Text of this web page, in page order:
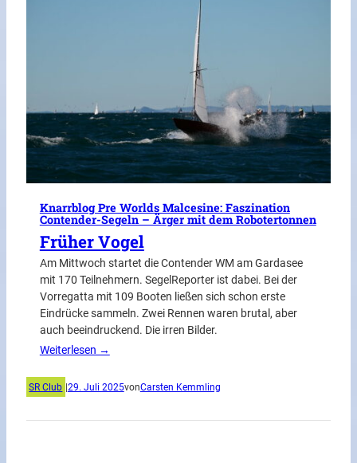
Knarrblog Pre Worlds Malcesine: Faszination
Contender-Segeln – Ärger mit dem Robotertonnen
Früher Vogel
Am Mittwoch startet die Contender WM am Gardasee
mit 170 Teilnehmern. SegelReporter ist dabei. Bei der
Vorregatta mit 109 Booten ließen sich schon erste
Eindrücke sammeln. Zwei Rennen waren brutal, aber
auch beeindruckend. Die irren Bilder.
Weiterlesen →
SR Club |29. Juli 2025vonCarsten Kemmling